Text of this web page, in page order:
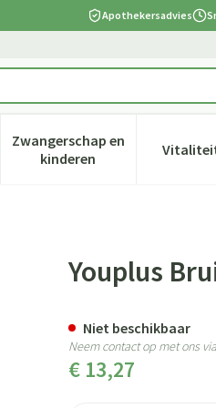
Apothekersadvies
verzorging en hygiëne
voor Dieet, voeding en
Zwangerschap en
kinderenToon submenu voor
Youplus
€ 13,27
Niet beschikbaar
Neem contact op met ons